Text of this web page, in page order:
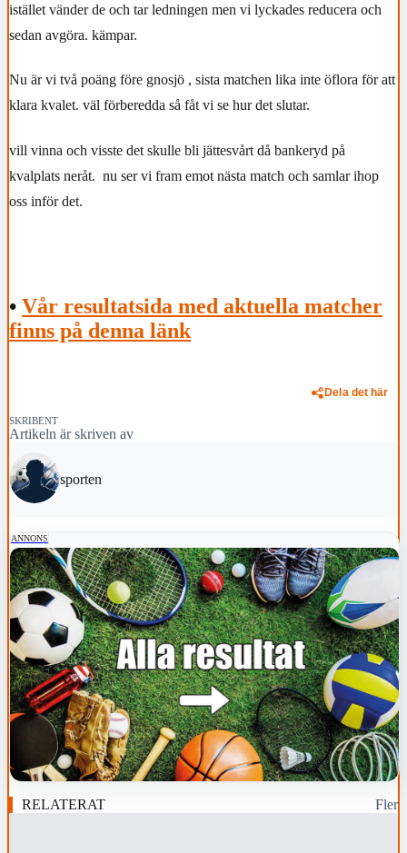
istället vänder de och tar ledningen men vi lyckades reducera och
sedan avgöra. kämpar.
Nu är vi två poäng före gnosjö , sista matchen lika inte öflora för att
klara kvalet. väl förberedda så fåt vi se hur det slutar.
vill vinna och visste det skulle bli jättesvårt då bankeryd på
kvalplats neråt. nu ser vi fram emot nästa match och samlar ihop
oss inför det.
• Vår resultatsida med aktuella matcher
finns på denna länk
Dela det här
SKRIBENT
Artikeln är skriven av
sporten
ANNONS
RELATERAT Fler